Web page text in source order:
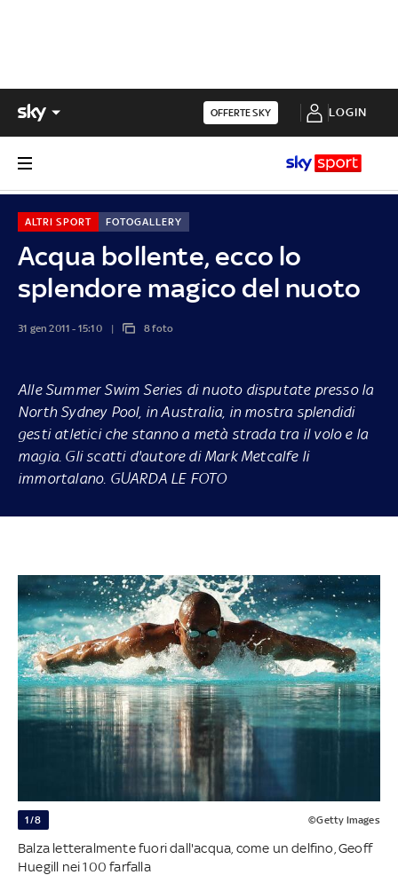
OFFERTE SKY LOGIN
Acqua bollente, ecco lo
splendore magico del nuoto
ALTRI SPORT FOTOGALLERY
31 gen 2011 - 15:10 8 foto
Alle Summer Swim Series di nuoto disputate presso la
North Sydney Pool, in Australia, in mostra splendidi
gesti atletici che stanno a metà strada tra il volo e la
magia. Gli scatti d'autore di Mark Metcalfe li
immortalano. GUARDA LE FOTO
1/8 ©Getty Images
Balza letteralmente fuori dall'acqua, come un delfino, Geoff
Huegill nei 100 farfalla